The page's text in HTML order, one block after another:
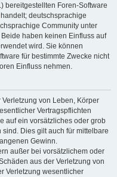
bereitgestellten Foren-Software
deutschsprachige
Community unter
haben keinen Einfluss auf
wird. Sie können
für bestimmte Zwecke nicht
Einfluss nehmen.
von Leben, Körper
Vertragspflichten
auf ein vorsätzliches oder grob
Dies gilt auch für mittelbare
Gewinn.
außer bei vorsätzlichem oder
aus der Verletzung von
Verletzung wesentlicher